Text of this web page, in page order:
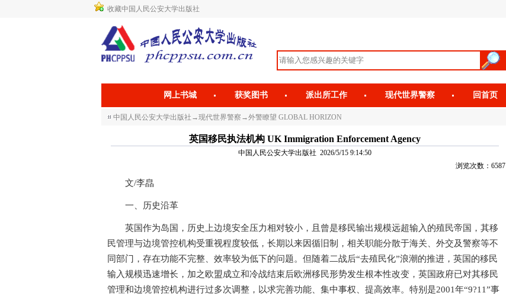
收藏中国人民公安大学出版社
网上书城 获奖图书 派出所工作 现代世界警察 回首页
中国人民公安大学出版社 →现代世界警察 →外警瞭望 GLOBAL HORIZON
英国移民执法机构 UK Immigration Enforcement Agency
中国人民公安大学出版社 2026/5/15 9:14:50
浏览次数：6587
文/李皛
一、历史沿革
英国作为岛国，历史上边境安全压力相对较小，且曾是移民输出规模远超输入的殖民帝国，其移
民管理与边境管控机构受重视程度较低，长期以来因循旧制，相关职能分散于海关、外交及警察等不
同部门，存在功能不完整、效率较为低下的问题。但随着二战后“去殖民化”浪潮的推进，英国的移民
输入规模迅速增长，加之欧盟成立和冷战结束后欧洲移民形势发生根本性改变，英国政府已对其移民
管理和边境管控机构进行过多次调整，以求完善功能、集中事权、提高效率。特别是2001年“9?11”事